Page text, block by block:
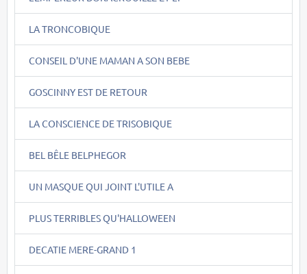
LA TRONCOBIQUE
CONSEIL D'UNE MAMAN A SON BEBE
GOSCINNY EST DE RETOUR
LA CONSCIENCE DE TRISOBIQUE
BEL BÊLE BELPHEGOR
UN MASQUE QUI JOINT L'UTILE A
PLUS TERRIBLES QU'HALLOWEEN
DECATIE MERE-GRAND 1